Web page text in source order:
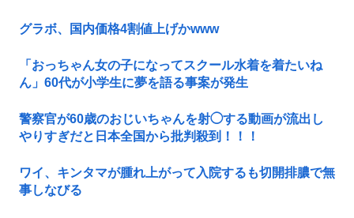
グラボ、国内価格4割値上げかwww
「おっちゃん女の子になってスクール水着を着たいね
ん」60代が小学生に夢を語る事案が発生
警察官が60歳のおじいちゃんを射◯する動画が流出し
やりすぎだと日本全国から批判殺到！！！
ワイ、キンタマが腫れ上がって入院するも切開排膿で無
事しなびる